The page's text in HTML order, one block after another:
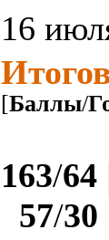
16
[Баллы/
163/64
57/30